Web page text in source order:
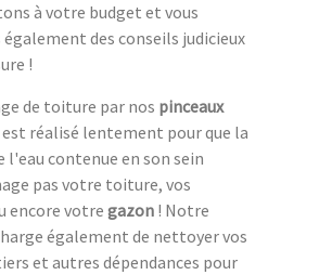
à votre budget et vous
des conseils judicieux
!
de toiture par nos pinceaux
est réalisé lentement pour que la
l'eau contenue en son sein
pas votre toiture, vos
encore votre gazon ! Notre
également de nettoyer vos
et autres dépendances pour